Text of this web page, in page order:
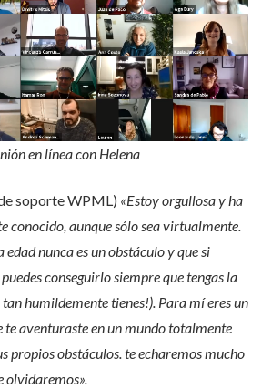
en línea con Helena
soporte WPML) «Estoy orgullosa y ha
conocido, aunque sólo sea virtualmente.
edad nunca es un obstáculo y que si
conseguirlo siempre que tengas la
humildemente tienes!). Para mí eres un
te aventuraste en un mundo totalmente
propios obstáculos. te echaremos mucho
olvidaremos».